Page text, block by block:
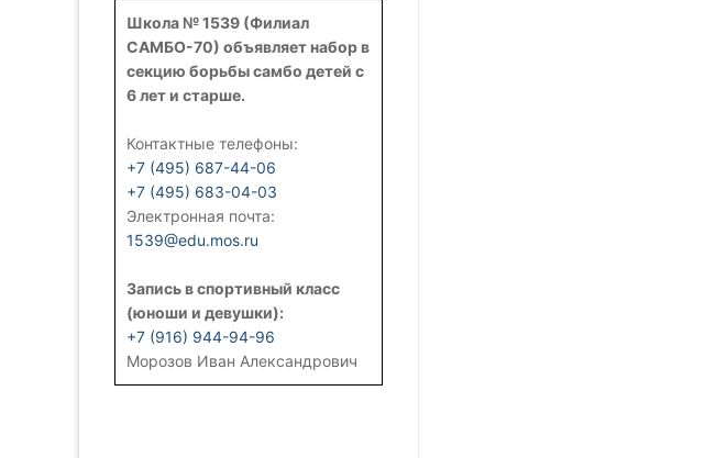
Школа № 1539 (Филиал
САМБО-70) объявляет набор в
секцию борьбы самбо детей с
6 лет и старше.
Контактные телефоны:
+7 (495) 687-44-06
+7 (495) 683-04-03
Электронная почта:
1539@edu.mos.ru
Запись в спортивный класс
(юноши и девушки):
+7 (916) 944-94-96
Морозов Иван Александрович